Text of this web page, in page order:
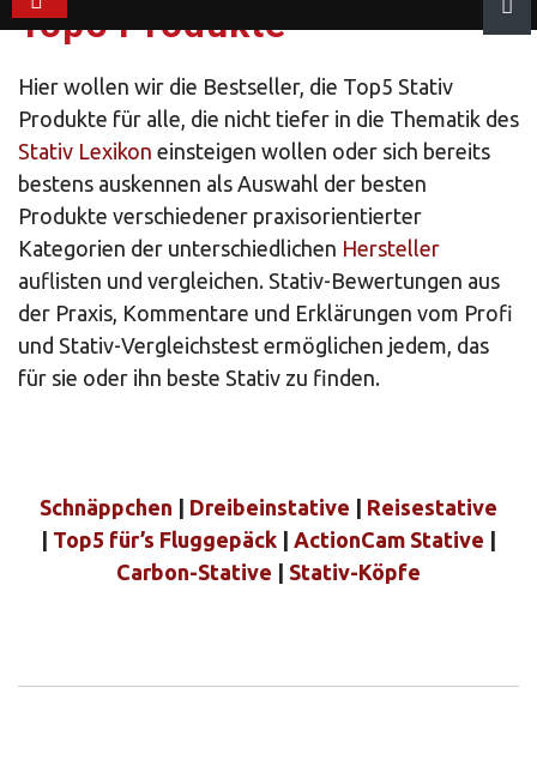
Top5 Produkte
Hier wollen wir die Bestseller, die Top5 Stativ
Produkte für alle, die nicht tiefer in die Thematik des
Stativ Lexikon einsteigen wollen oder sich bereits
bestens auskennen als Auswahl der besten
Produkte verschiedener praxisorientierter
Kategorien der unterschiedlichen Hersteller
auflisten und vergleichen. Stativ-Bewertungen aus
der Praxis, Kommentare und Erklärungen vom Profi
und Stativ-Vergleichstest ermöglichen jedem, das
für sie oder ihn beste Stativ zu finden.
Schnäppchen Dreibeinstative
Reisestative
Top5 für’s Fluggepäck ActionCam Stative
Carbon-Stative
Stativ-Köpfe